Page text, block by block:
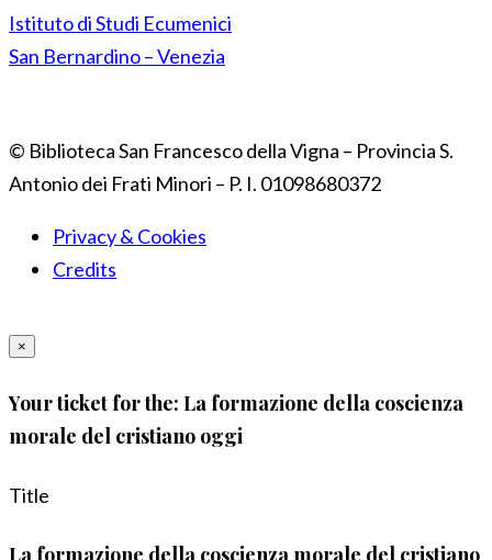
Istituto di Studi Ecumenici
San Bernardino – Venezia
© Biblioteca San Francesco della Vigna – Provincia S.
Antonio dei Frati Minori – P. I. 01098680372
Privacy & Cookies
Credits
×
Your ticket for the: La formazione della coscienza
morale del cristiano oggi
Title
La formazione della coscienza morale del cristiano